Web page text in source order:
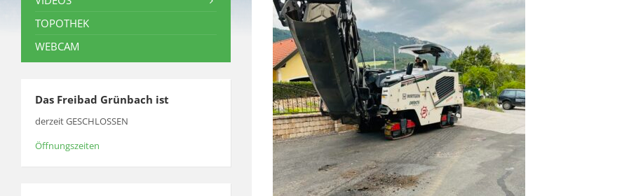
TOPOTHEK
WEBCAM
Das Freibad Grünbach ist
derzeit GESCHLOSSEN
Öffnungszeiten